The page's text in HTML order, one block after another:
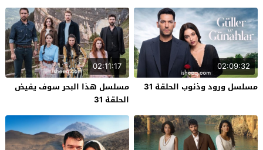
02:09:32
مسلسل ورود وذنوب الحلقة 31
02:11:17
مسلسل هذا البحر سوف يفيض
الحلقة 31